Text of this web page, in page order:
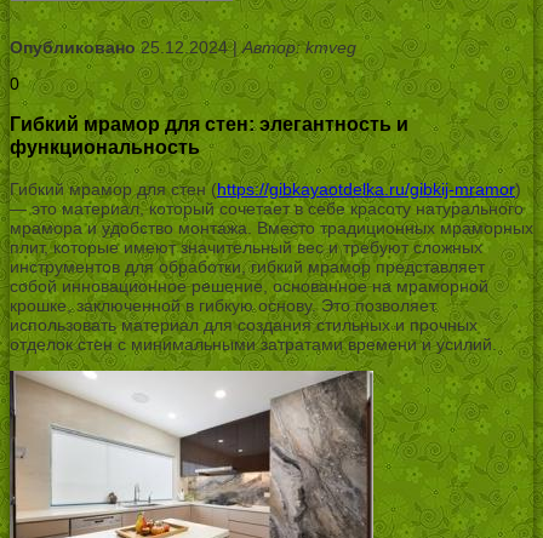
Опубликовано25.12.2024 |Автор: kmveg
0
Гибкий мрамор для стен: элегантность и
функциональность
Гибкий мрамор для стен (https://gibkayaotdelka.ru/gibkij-mramor)
— это материал, который сочетает в себе красоту натурального
мрамора и удобство монтажа. Вместо традиционных мраморных
плит, которые имеют значительный вес и требуют сложных
инструментов для обработки, гибкий мрамор представляет
собой инновационное решение, основанное на мраморной
крошке, заключенной в гибкую основу. Это позволяет
использовать материал для создания стильных и прочных
отделок стен с минимальными затратами времени и усилий.